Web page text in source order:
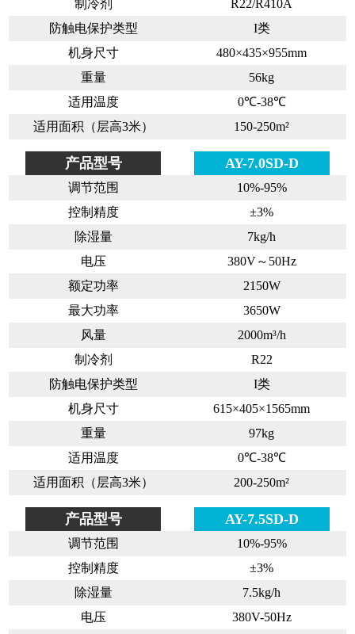
制冷剂
防触电保护类型
机身尺寸
重量
适用温度
适用面积（层高3米）
R22/R410A
I类
480×435×955mm
56kg
0℃-38℃
150-250m²
产品型号
调节范围
控制精度
除湿量
电压
额定功率
最大功率
风量
制冷剂
防触电保护类型
机身尺寸
重量
适用温度
适用面积（层高3米）
AY-7.0SD-D
10%-95%
±3%
7kg/h
380V～50Hz
2150W
3650W
2000m³/h
R22
I类
615×405×1565mm
97kg
0℃-38℃
200-250m²
产品型号
调节范围
控制精度
除湿量
电压
AY-7.5SD-D
10%-95%
±3%
7.5kg/h
380V-50Hz